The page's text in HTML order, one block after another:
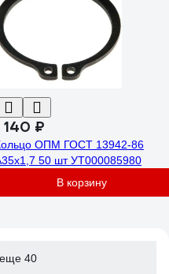
140 ₽
ОПМ ГОСТ 13942-86
50 шт УТ000085980
В корзину
еще 40